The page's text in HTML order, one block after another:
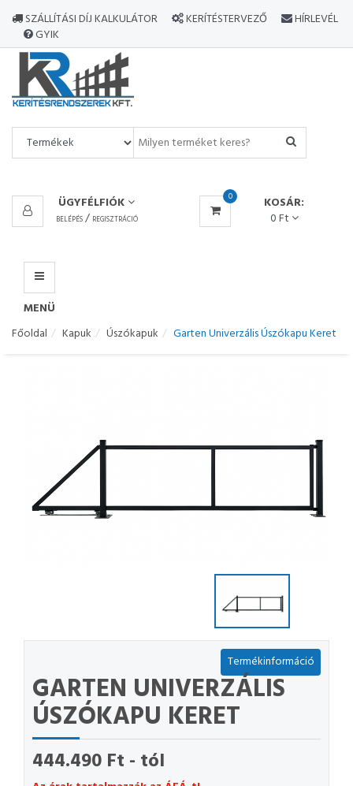
SZÁLLÍTÁSI DÍJ KALKULÁTOR KERÍTÉSTERVEZŐ
HÍRLEVÉL
GYIK
ÜGYFÉLFIÓK
BELÉPÉS/ REGISZTRÁCIÓ
0
KOSÁR:
0 Ft
MENÜ
MINDEN
TERMÉK
MENÜ
Főoldal Kapuk Úszókapuk Garten Univerzális Úszókapu Keret
Termékinformáció
GARTEN UNIVERZÁLIS
ÚSZÓKAPU KERET
444.490 Ft - tól